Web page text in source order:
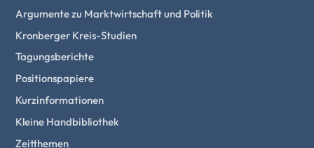
Argumente zu Marktwirtschaft und Politik
Kronberger Kreis-Studien
Tagungsberichte
Positionspapiere
Kurzinformationen
Kleine Handbibliothek
Zeitthemen